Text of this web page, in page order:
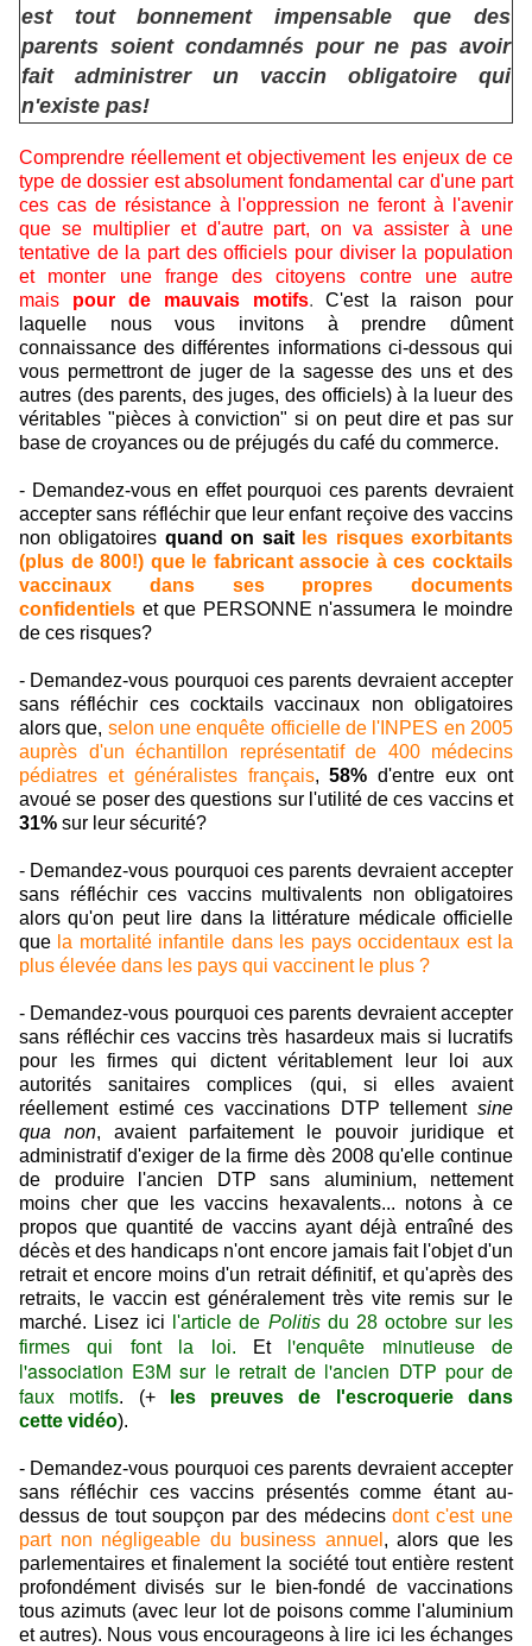
est tout bonnement impensable que des
parents soient condamnés pour ne pas avoir
fait administrer un vaccin obligatoire qui
n'existe pas!
Comprendre réellement et objectivement les enjeux de ce
type de dossier est absolument fondamental car d'une part
ces cas de résistance à l'oppression ne feront à l'avenir
que se multiplier et d'autre part, on va assister à une
tentative de la part des officiels pour diviser la population
et monter une frange des citoyens contre une autre
mais pour de mauvais motifs.C'est la raison pour
laquelle nous vous invitons à prendre dûment
connaissance des différentes informations ci-dessous qui
vous permettront de juger de la sagesse des uns et des
autres (des parents, des juges, des officiels) à la lueur des
véritables "pièces à conviction" si on peut dire et pas sur
base de croyances ou de préjugés du café du commerce.
- Demandez-vous en effet pourquoi ces parents devraient
accepter sans réfléchir que leur enfant reçoive des vaccins
non obligatoires quand on sait les risques exorbitants
(plus de 800!) que le fabricant associe à ces cocktails
vaccinaux dans ses propres documents
confidentiels et que PERSONNE n'assumera le moindre
de ces risques?
- Demandez-vous pourquoi ces parents devraient accepter
sans réfléchir ces cocktails vaccinaux non obligatoires
alors que, selon une enquête officielle de l'INPES en 2005
auprès d'un échantillon représentatif de 400 médecins
pédiatres et généralistes français,58% d'entre eux ont
avoué se poser des questions sur l'utilité de ces vaccins et
31% sur leur sécurité?
- Demandez-vous pourquoi ces parents devraient accepter
sans réfléchir ces vaccins multivalents non obligatoires
alors qu'on peut lire dans la littérature médicale officielle
que la mortalité infantile dans les pays occidentaux est la
plus élevée dans les pays qui vaccinent le plus ?
- Demandez-vous pourquoi ces parents devraient accepter
sans réfléchir ces vaccins très hasardeux mais si lucratifs
pour les firmes qui dictent véritablement leur loi aux
autorités sanitaires complices (qui, si elles avaient
réellement estimé ces vaccinations DTP tellement sine
qua non, avaient parfaitement le pouvoir juridique et
administratif d'exiger de la firme dès 2008 qu'elle continue
de produire l'ancien DTP sans aluminium, nettement
moins cher que les vaccins hexavalents... notons à ce
propos que quantité de vaccins ayant déjà entraîné des
décès et des handicaps n'ont encore jamais fait l'objet d'un
retrait et encore moins d'un retrait définitif, et qu'après des
retraits, le vaccin est généralement très vite remis sur le
marché. Lisez ici
l'article de Politisdu 28 octobre sur les
firmes qui font la loi. Et l'enquête minutieuse de
l'association E3M sur le retrait de l'ancien DTP pour de
faux motifs. (+
les preuves de l'escroquerie dans
cette vidéo).
- Demandez-vous pourquoi ces parents devraient accepter
sans réfléchir ces vaccins présentés comme étant au-
dessus de tout soupçon par des médecinsdont c'est une
part non négligeable du business annuel , alors que les
parlementaires et finalement la société tout entière restent
profondément divisés sur le bien-fondé de vaccinations
tous azimuts (avec leur lot de poisons comme l'aluminium
et autres). Nous vous encourageons à lire ici les échanges